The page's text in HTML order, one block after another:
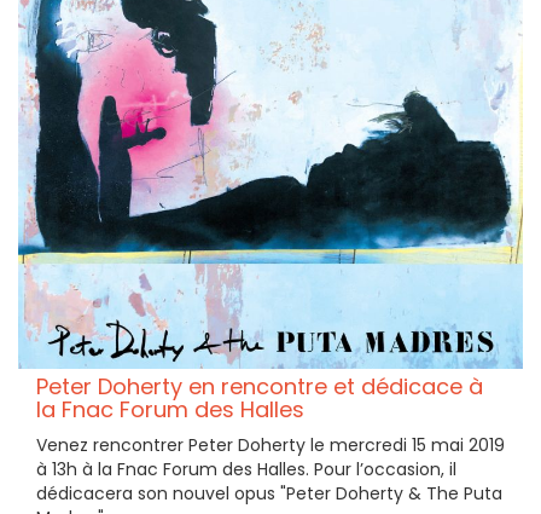
Peter Doherty en rencontre et dédicace à
la Fnac Forum des Halles
Venez rencontrer Peter Doherty le mercredi 15 mai 2019
à 13h à la Fnac Forum des Halles. Pour l’occasion, il
dédicacera son nouvel opus "Peter Doherty & The Puta